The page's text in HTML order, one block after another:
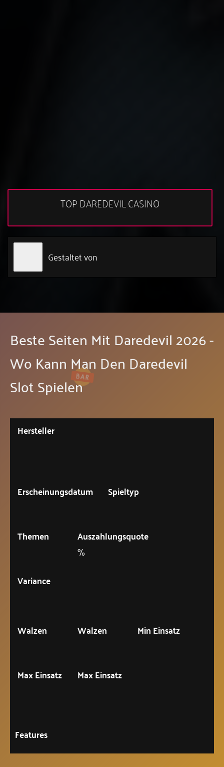
TOP DAREDEVIL CASINO
Gestaltet von
Beste Seiten Mit Daredevil 2026 -
Wo Kann Man Den Daredevil
Slot Spielen
Hersteller
Erscheinungsdatum Spieltyp
Themen
Auszahlungsquote
%
Variance
Walzen Walzen Min Einsatz
Max Einsatz Max Einsatz
Features